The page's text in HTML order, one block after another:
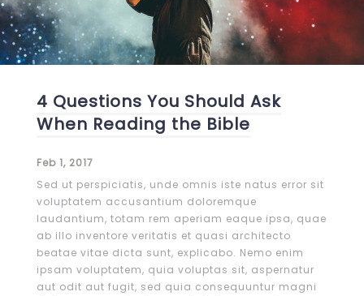
4 Questions You Should Ask
When Reading the Bible
Feb 1, 2017
Sed ut perspiciatis, unde omnis iste natus error sit
voluptatem accusantium doloremque
laudantium, totam rem aperiam eaque ipsa, quae
ab illo inventore veritatis et quasi architecto
beatae vitae dicta sunt, explicabo. Nemo enim
ipsam voluptatem, quia voluptas sit, aspernatur
aut odit aut fugit, sed quia consequuntur magni